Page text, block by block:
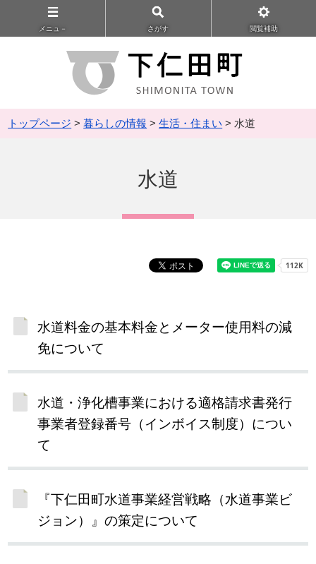
メニュ－ さがす 閲覧補助
トップページ >暮らしの情報 >生活・住まい > 水道
水道
水道料金の基本料金とメーター使用料の減
免について
水道・浄化槽事業における適格請求書発行
事業者登録番号（インボイス制度）につい
て
『下仁田町水道事業経営戦略（水道事業ビ
ジョン）』の策定について